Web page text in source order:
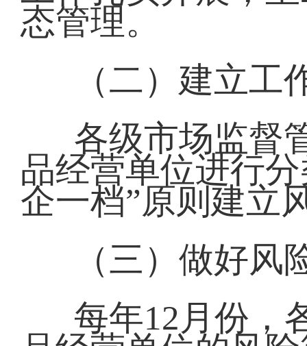
态管理。
（二）建立工
各级市场监督
品经营单位进行
企一档”原则建立
（三）做好风
每年12月份，